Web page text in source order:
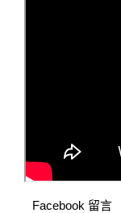
Facebook 留言